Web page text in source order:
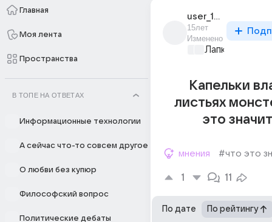
Главная
Моя лента
Пространства
В ТОПЕ НА ОТВЕТАХ
Информационные технологии
А сейчас что-то совсем другое
О любви без купюр
Философский вопрос
Политические дебаты
user_10083135
15лет
Изменено
Лапки и
Капельки
листьях
это
мнения #что это
1 11
По дате По рейтингу